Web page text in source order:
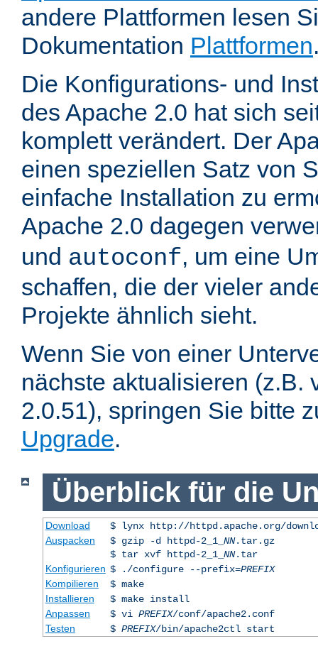
andere Plattformen lesen
Dokumentation Plattformen
Die Konfigurations- und
des Apache 2.0 hat sich
komplett verändert. Der
einen speziellen Satz von
einfache Installation zu
Apache 2.0 dagegen
und autoconf, um eine
schaffen, die der vieler
Projekte ähnlich sieht.
Wenn Sie von einer
nächste aktualisieren (z.B.
2.0.51), springen Sie bitte
Upgrade.
Überblick für die
Download
$ lynx http://httpd.apache.org/
Auspacken
$ gzip -d httpd-2_1_ NN.tar.gz
$ tar xvf httpd-2_1_ NN.tar
Konfigurieren $ ./configure --prefix=PREFIX
Kompilieren
$ make
Installieren
$ make install
Anpassen
$ vi PREFIX/conf/apache2.conf
Testen
$ PREFIX/bin/apache2ctl start